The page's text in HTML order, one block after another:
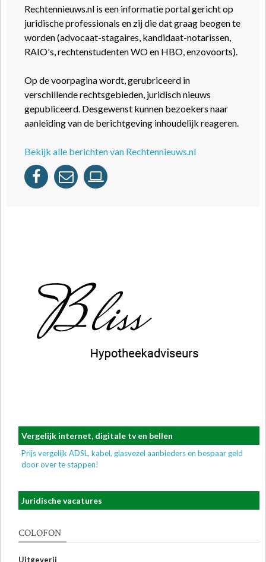
Rechtennieuws.nl is een informatie portal gericht op
juridische professionals en zij die dat graag beogen te
worden (advocaat-stagaires, kandidaat-notarissen,
RAIO's, rechtenstudenten WO en HBO, enzovoorts).
Op de voorpagina wordt, gerubriceerd in
verschillende rechtsgebieden, juridisch nieuws
gepubliceerd. Desgewenst kunnen bezoekers naar
aanleiding van de berichtgeving inhoudelijk reageren.
Bekijk alle berichten van Rechtennieuws.nl
Vergelijk internet, digitale tv en bellen
Prijs vergelijk ADSL, kabel, glasvezel aanbieders en bespaar geld
door over te stappen!
Juridische vacatures
COLOFON
Uitgeverij